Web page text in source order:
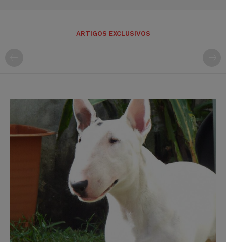
ARTIGOS EXCLUSIVOS